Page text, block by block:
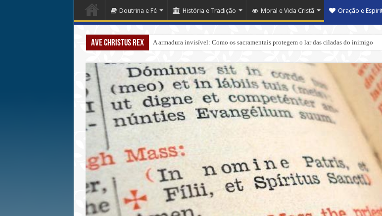
Doutrina e Fé História e Tradição Moral e Vida Cristã Oração e
Ave Christus Rex A armadura invisível: Como os sacramentais protegem o lar das ciladas do inimigo